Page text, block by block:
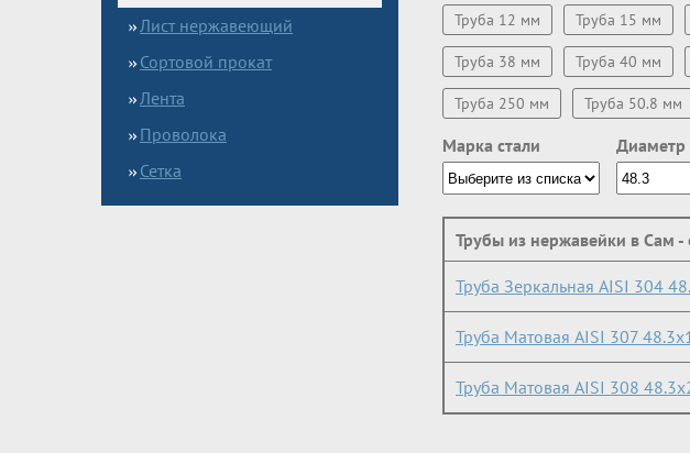
Лист нержавеющий
Сортовой прокат
Лента
Проволока
Сетка
Труба 12 мм Труба 15 мм
Труба 38 мм Труба 40 мм
Труба 250 мм Труба 50.8 мм
Марка стали Диаметр
Трубы из нержавейки в Сам -
Труба Зеркальная AISI 304
Труба Матовая AISI 307
Труба Матовая AISI 308